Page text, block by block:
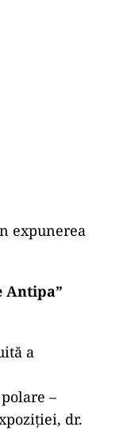
expunerea
Antipa”
a
–
dr.